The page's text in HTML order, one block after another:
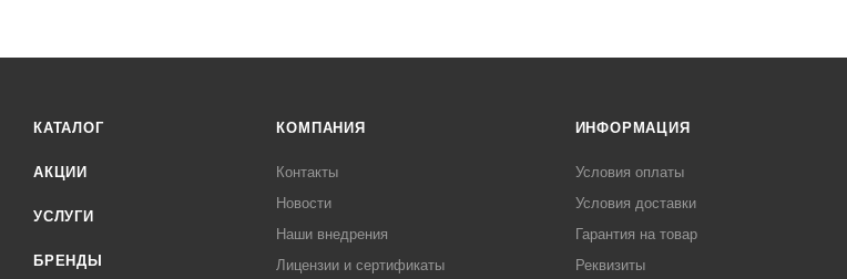
КАТАЛОГ
АКЦИИ
УСЛУГИ
БРЕНДЫ
КОМПАНИЯ
Контакты
Новости
Наши внедрения
Лицензии и сертификаты
ИНФОРМАЦИЯ
Условия оплаты
Условия доставки
Гарантия на товар
Реквизиты